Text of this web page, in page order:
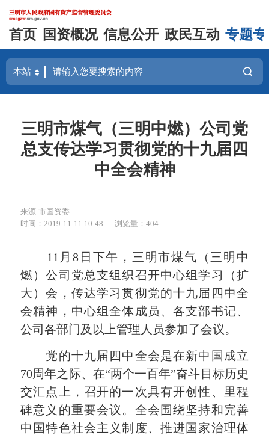
首页 国资概况 信息公开 政民互动 专题
三明市煤气（三明中燃）公司党
总支传达学习贯彻党的十九届四
中全会精神
来源:市国资委
时间：2019-11-11 10:48
浏览量：404
11月8日下午，三明市煤气（三明中
燃）公司党总支组织召开中心组学习（扩
大）会，传达学习贯彻党的十九届四中全
会精神，中心组全体成员、各支部书记、
公司各部门及以上管理人员参加了会议。
党的十九届四中全会是在新中国成立
70周年之际、在“两个一百年”奋斗目标历史
交汇点上，召开的一次具有开创性、里程
碑意义的重要会议。全会围绕坚持和完善
中国特色社会主义制度、推进国家治理体